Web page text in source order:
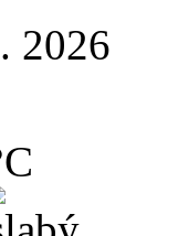
2026